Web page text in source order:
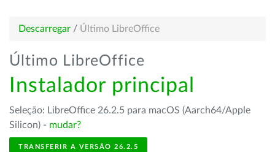
Descarregar / Último LibreOffice
Último LibreOffice
Instalador principal
Seleção: LibreOffice 26.2.5 para macOS (Aarch64/Apple
Silicon) - mudar?
TRANSFERIR A VERSÃO 26.2.5